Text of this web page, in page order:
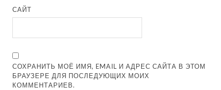
САЙТ
СОХРАНИТЬ МОЁ ИМЯ, EMAIL И АДРЕС САЙТА В ЭТОМ
БРАУЗЕРЕ ДЛЯ ПОСЛЕДУЮЩИХ МОИХ
КОММЕНТАРИЕВ.